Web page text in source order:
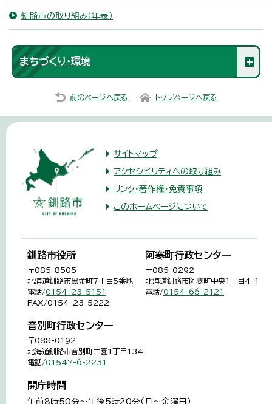
釧路市の取り組み（年表）
まちづくり・環境
前のページへ戻る トップページへ戻る
サイトマップ
アクセシビリティへの取り組み
リンク・著作権・免責事項
このホームページについて
釧路市役所
〒085-8505
北海道釧路市黒金町7丁目5番地
電話/0154-23-5151
FAX/0154-23-5222
阿寒町行政センター
〒085-0292
北海道釧路市阿寒町中央1丁目4-1
電話/0154-66-2121
音別町行政センター
〒088-0192
北海道釧路市音別町中園1丁目134
電話/01547-6-2231
開庁時間
午前8時50分～午後5時20分（月～金曜日）